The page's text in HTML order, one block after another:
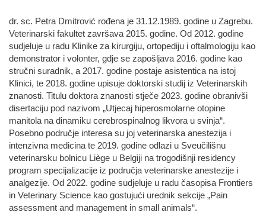
dr. sc. Petra Dmitrović rođena je 31.12.1989. godine u Zagrebu.
Veterinarski fakultet završava 2015. godine. Od 2012. godine
sudjeluje u radu Klinike za kirurgiju, ortopediju i oftalmologiju kao
demonstrator i volonter, gdje se zapošljava 2016. godine kao
stručni suradnik, a 2017. godine postaje asistentica na istoj
Klinici, te 2018. godine upisuje doktorski studij iz Veterinarskih
znanosti. Titulu doktora znanosti stječe 2023. godine obranivši
disertaciju pod nazivom „Utjecaj hiperosmolarne otopine
manitola na dinamiku cerebrospinalnog likvora u svinja“.
Posebno područje interesa su joj veterinarska anestezija i
intenzivna medicina te 2019. godine odlazi u Sveučilišnu
veterinarsku bolnicu Liège u Belgiji na trogodišnji residency
program specijalizacije iz područja veterinarske anestezije i
analgezije. Od 2022. godine sudjeluje u radu časopisa Frontiers
in Veterinary Science kao gostujući urednik sekcije „Pain
assessment and management in small animals“.